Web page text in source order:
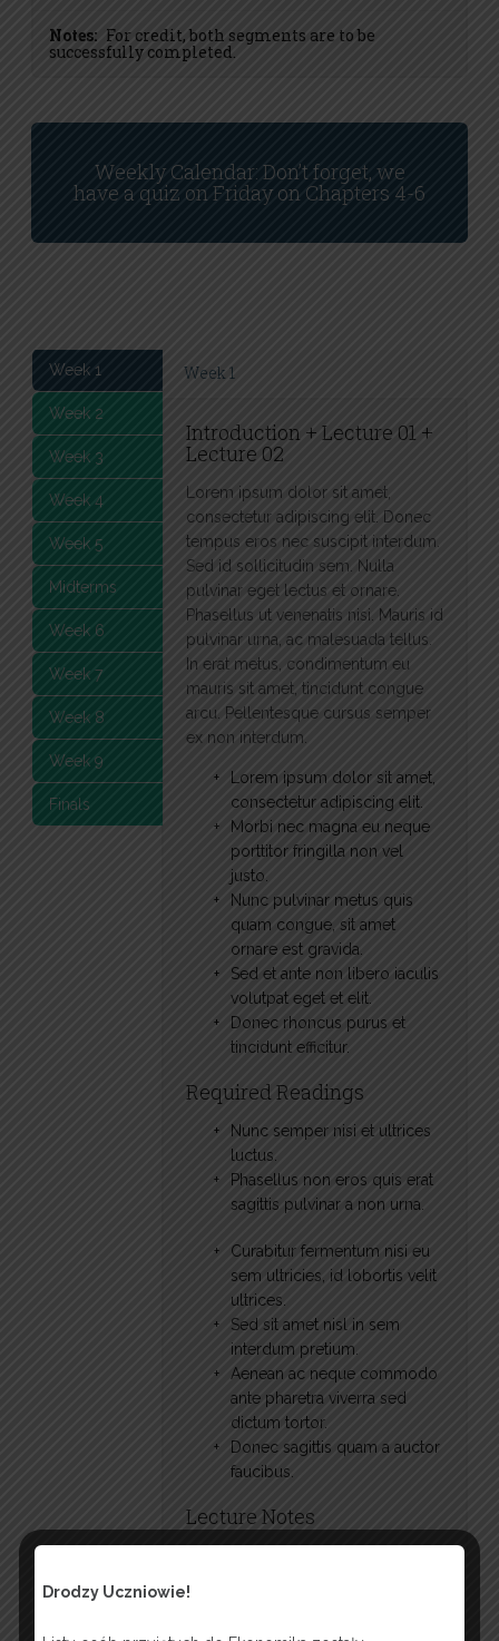
Notes: For credit, both segments are to be
successfully completed.
Weekly Calendar: Don’t forget, we
have a quiz on Friday on Chapters 4-6
Week 1
Week 2
Week 3
Week 4
Week 5
Midterms
Week 6
Week 7
Week 8
Week 9
Finals
Week 1
Introduction + Lecture 01 +
Lecture 02
Lorem ipsum dolor sit amet,
consectetur adipiscing elit. Donec
tempus eros nec suscipit interdum.
Sed id sollicitudin sem. Nulla
pulvinar eget lectus et ornare.
Phasellus ut venenatis nisi. Mauris id
pulvinar urna, ac malesuada tellus.
In erat metus, condimentum eu
mauris sit amet, tincidunt congue
arcu. Pellentesque cursus semper
ex non interdum.
Lorem ipsum dolor sit amet,
consectetur adipiscing elit.
Morbi nec magna eu neque
porttitor fringilla non vel
justo.
Nunc pulvinar metus quis
quam congue, sit amet
ornare est gravida.
Sed et ante non libero iaculis
volutpat eget et elit.
Donec rhoncus purus et
tincidunt efficitur.
Required Readings
Nunc semper nisi et ultrices
luctus.
Phasellus non eros quis erat
sagittis pulvinar a non urna.
Curabitur fermentum nisi eu
sem ultricies, id lobortis velit
ultrices.
Sed sit amet nisl in sem
interdum pretium.
Aenean ac neque commodo
ante pharetra viverra sed
dictum tortor.
Donec sagittis quam a auctor
faucibus.
Lecture Notes
Drodzy Uczniowie!